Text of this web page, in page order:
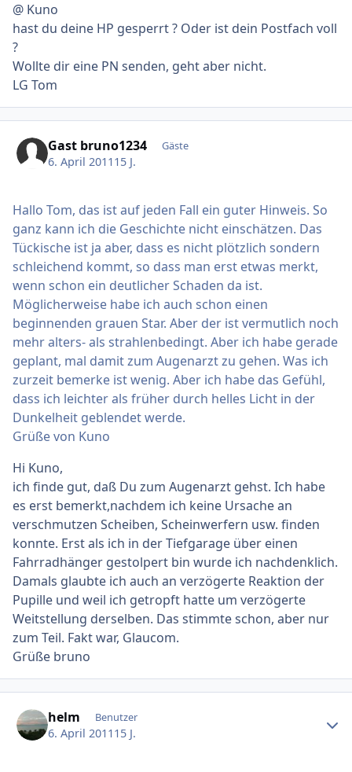
@ Kuno
hast du deine HP gesperrt ? Oder ist dein Postfach voll
?
Wollte dir eine PN senden, geht aber nicht.
LG Tom
Gast bruno1234 Gäste
6. April 2011 15 J.
Hallo Tom, das ist auf jeden Fall ein guter Hinweis. So
ganz kann ich die Geschichte nicht einschätzen. Das
Tückische ist ja aber, dass es nicht plötzlich sondern
schleichend kommt, so dass man erst etwas merkt,
wenn schon ein deutlicher Schaden da ist.
Möglicherweise habe ich auch schon einen
beginnenden grauen Star. Aber der ist vermutlich noch
mehr alters- als strahlenbedingt. Aber ich habe gerade
geplant, mal damit zum Augenarzt zu gehen. Was ich
zurzeit bemerke ist wenig. Aber ich habe das Gefühl,
dass ich leichter als früher durch helles Licht in der
Dunkelheit geblendet werde.
Grüße von Kuno
Hi Kuno,
ich finde gut, daß Du zum Augenarzt gehst. Ich habe
es erst bemerkt,nachdem ich keine Ursache an
verschmutzen Scheiben, Scheinwerfern usw. finden
konnte. Erst als ich in der Tiefgarage über einen
Fahrradhänger gestolpert bin wurde ich nachdenklich.
Damals glaubte ich auch an verzögerte Reaktion der
Pupille und weil ich getropft hatte um verzögerte
Weitstellung derselben. Das stimmte schon, aber nur
zum Teil. Fakt war, Glaucom.
Grüße bruno
helm Benutzer
6. April 2011 15 J.